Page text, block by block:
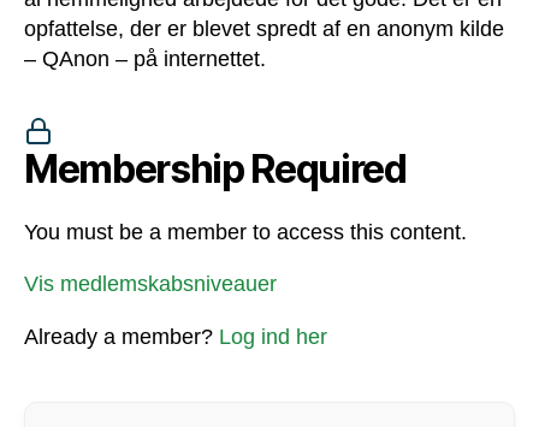
opfattelse, der er blevet spredt af en anonym kilde
– QAnon – på internettet.
Membership Required
You must be a member to access this content.
Vis medlemskabsniveauer
Already a member? Log ind her